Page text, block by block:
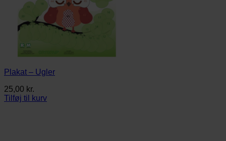
Plakat – Ugler
25,00 kr.
Tilføj til kurv